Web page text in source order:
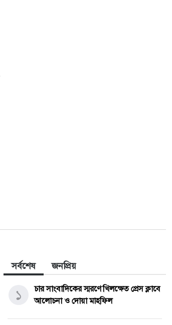
সর্বশেষ জনপ্রিয়
১
চার সাংবাদিকের স্মরণে খিলক্ষেত প্রেস ক্লাবে
আলোচনা ও দোয়া মাহফিল